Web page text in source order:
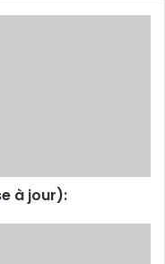
à jour):